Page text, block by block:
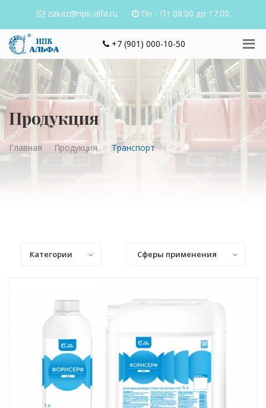
zakaz@npk-alfa.ru Пн - Пт 08:00 до 17:00
+7 (901) 000-10-50
Продукция
Главная Продукция Транспорт
Категории Сферы применения